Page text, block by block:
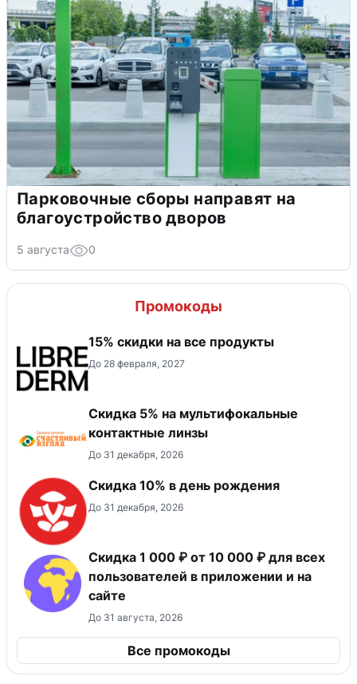
Парковочные сборы направят на
благоустройство дворов
5 августа 0
Промокоды
15% скидки на все продукты
До 28 февраля, 2027
Скидка 5% на мультифокальные
контактные линзы
До 31 декабря, 2026
Скидка 10% в день рождения
До 31 декабря, 2026
Скидка 1 000 ₽ от 10 000 ₽ для всех
пользователей в приложении и на
сайте
До 31 августа, 2026
Все промокоды